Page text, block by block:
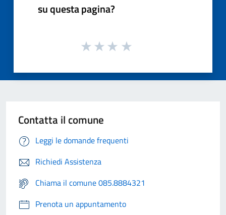
su questa pagina?
Contatta il comune
Leggi le domande frequenti
Richiedi Assistenza
Chiama il comune 085.8884321
Prenota un appuntamento